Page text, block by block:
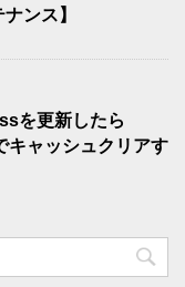
ンス】
を更新したら
ャッシュクリアす